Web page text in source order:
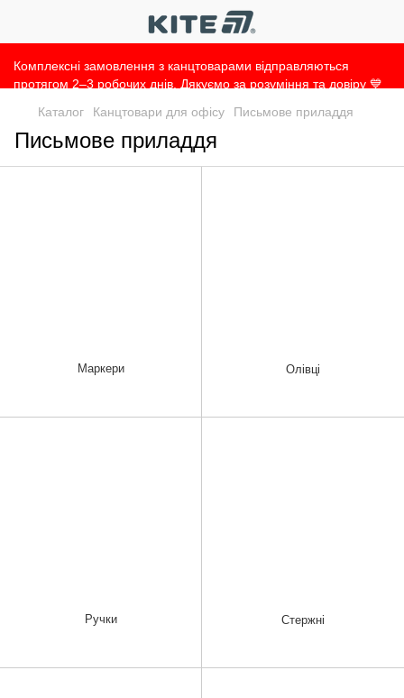
Комплексні замовлення з канцтоварами відправляються
протягом 2–3 робочих днів. Дякуємо за розуміння та довіру 💙
Каталог
Канцтовари для офісу Письмове приладдя
Письмове приладдя
Маркери Олівці
Ручки Стержні